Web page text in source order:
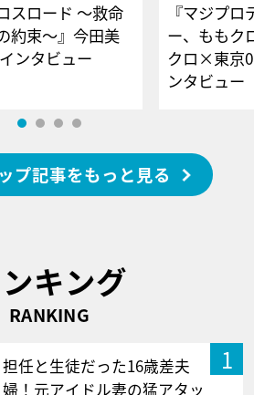
スロード ～救命
約束～』今田美
インタビュー
『マジプロ
ー、ももク
クロ×東京
ンタビュー
プ記事をもっと見る
キング
RANKING
1
担任と生徒だった16歳差夫
婦！元アイドル妻の猛アタッ